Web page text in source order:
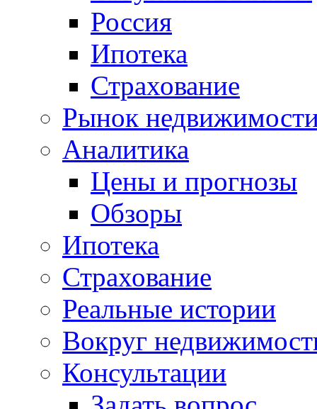
Россия
Ипотека
Страхование
Рынок
Аналитика
Цены и прогнозы
Обзоры
Ипотека
Страхование
Реальные истории
Вокруг
Консультации